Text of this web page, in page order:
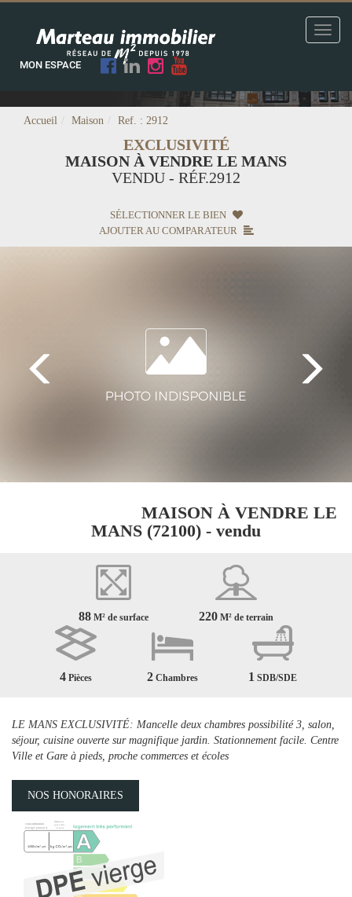
Toggle
MON ESPACE
Accueil Maison Ref. : 2912
EXCLUSIVITÉ
MAISON À VENDRE LE MANS
VENDU - RÉF.2912
SÉLECTIONNER LE BIEN
AJOUTER AU COMPARATEUR
MAISON À VENDRE LE
MANS (72100) - vendu
88 M² de surface 220 M² de terrain
4 Pièces 2 Chambres 1 SDB/SDE
LE MANS EXCLUSIVITÉ: Mancelle deux chambres possibilité 3, salon,
séjour, cuisine ouverte sur magnifique jardin. Stationnement facile. Centre
Ville et Gare à pieds, proche commerces et écoles
NOS HONORAIRES